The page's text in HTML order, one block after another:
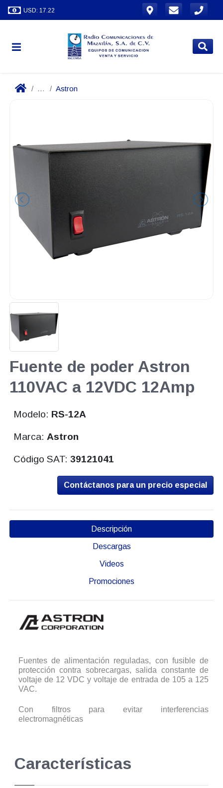
USD: 17.22
... Astron
Fuente de poder Astron
110VAC a 12VDC 12Amp
Modelo: RS-12A
Marca: Astron
Código SAT:39121041
Contáctanos para un precio especial
Descripción
Descargas
Videos
Promociones
Fuentes de alimentación reguladas, con fusible de
protección contra sobrecargas, salida constante de
voltaje de 12 VDC y voltaje de entrada de 105 a 125
VAC.
Con filtros para evitar interferencias
electromagnéticas
Características